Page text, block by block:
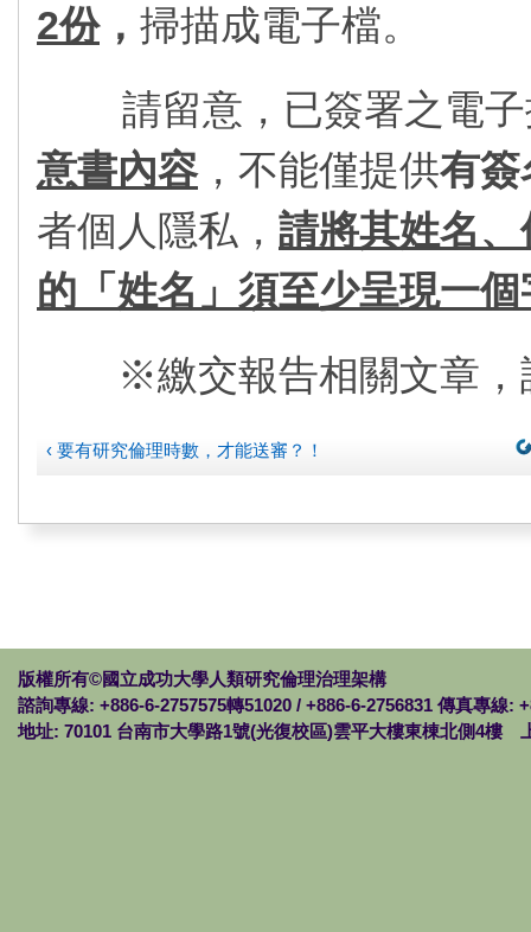
2份， 掃描成電子檔。
請留意，已簽署之電子
意書內容，不能僅提供有簽
者個人隱私， 請將其姓名
的「姓名」須至少呈現一個
※繳交報告相關文章，
‹ 要有研究倫理時數，才能送審？！
版權所有©國立成功大學人類研究倫理治理架構
諮詢專線: +886-6-2757575轉51020 / +886-6-2756831 傳真專
地址: 70101 台南市大學路1號(光復校區)雲平大樓東棟北側4樓